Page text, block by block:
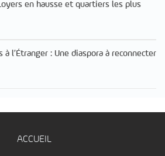
en hausse et quartiers les plus
à l’Étranger : Une diaspora à reconnecter
ACCUEIL